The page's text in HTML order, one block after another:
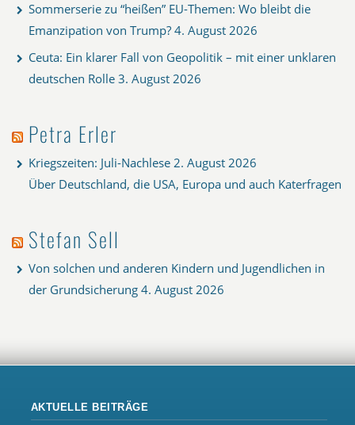
Sommerserie zu “heißen” EU-Themen: Wo bleibt die
Emanzipation von Trump? 4. August 2026
Ceuta: Ein klarer Fall von Geopolitik – mit einer unklaren
deutschen Rolle 3. August 2026
Petra Erler
Kriegszeiten: Juli-Nachlese 2. August 2026
Über Deutschland, die USA, Europa und auch Katerfragen
Stefan Sell
Von solchen und anderen Kindern und Jugendlichen in
der Grundsicherung 4. August 2026
AKTUELLE BEITRÄGE